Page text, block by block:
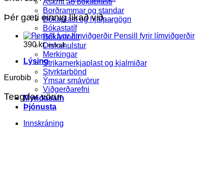
Áskrift að bókaplasti
Borðrammar og standar
Bókaplast og hjálpargögn
Bókastatíf
Bókastoðir
Diskahulstur
Merkingar
Strikamerkjaplast og kjalmiðar
Styrktarbönd
Ýmsar smávörur
Viðgerðarefni
Myndasafn
Þjónusta
Innskráning
Þér gæti einnig líkað við…
Pensill fyrir límviðgerðir
390kr. m/vsk
Lýsing
Eurobib
Tengdar vörur